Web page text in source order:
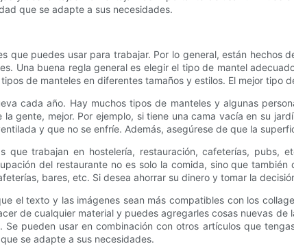
que se adapte a sus necesidades.
que puedes usar para trabajar. Por lo general, están hechos
Una buena regla general es elegir el tipo de mantel
de manteles en diferentes tamaños y estilos. El mejor tipo
cada año. Hay muchos tipos de manteles y algunas
gente, mejor. Por ejemplo, si tiene una cama vacía en su
y que no se enfríe. Además, asegúrese de que la
que trabajan en hostelería, restauración, cafeterías, pubs,
del restaurante no es solo la comida, sino que
bares, etc. Si desea ahorrar su dinero y tomar la
el texto y las imágenes sean más compatibles con los
de cualquier material y puedes agregarles cosas nuevas
pueden usar en combinación con otros artículos que
se adapte a sus necesidades.